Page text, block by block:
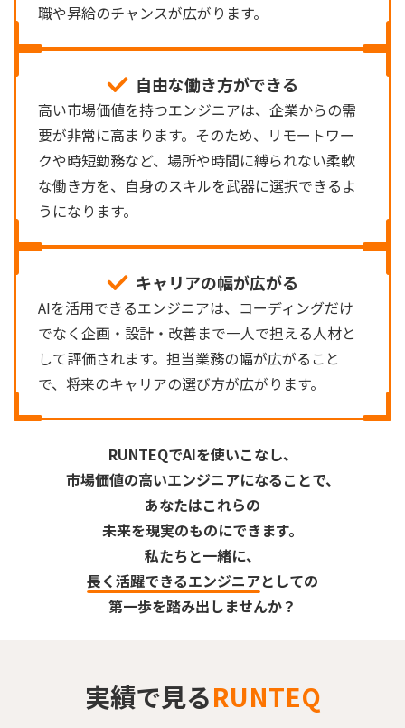
職や昇給のチャンスが広がります。
自由な働き方ができる
高い市場価値を持つエンジニアは、企業からの需
要が非常に高まります。そのため、リモートワー
クや時短勤務など、場所や時間に縛られない柔軟
な働き方を、自身のスキルを武器に選択できるよ
うになります。
キャリアの幅が広がる
AIを活用できるエンジニアは、コーディングだけ
でなく企画・設計・改善まで一人で担える人材と
して評価されます。担当業務の幅が広がること
で、将来のキャリアの選び方が広がります。
RUNTEQでAIを使いこなし、
市場価値の高いエンジニアになることで、
あなたはこれらの
未来を現実のものにできます。
私たちと一緒に、
長く活躍できるエンジニアとしての
第一歩を踏み出しませんか？
実績で見るRUNTEQ